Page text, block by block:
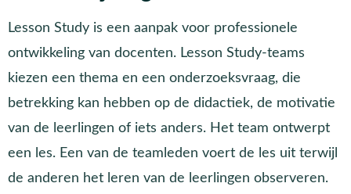
Lesson Study is een aanpak voor professionele
ontwikkeling van docenten. Lesson Study-teams
kiezen een thema en een onderzoeksvraag, die
betrekking kan hebben op de didactiek, de motivatie
van de leerlingen of iets anders. Het team ontwerpt
een les. Een van de teamleden voert de les uit terwijl
de anderen het leren van de leerlingen observeren.